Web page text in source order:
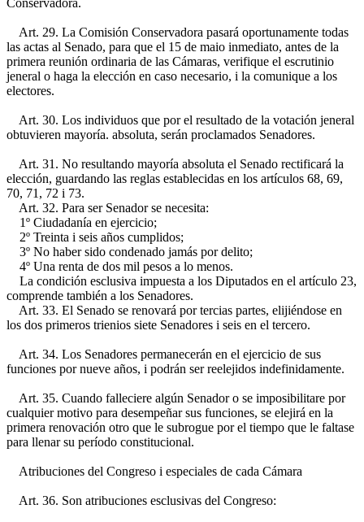
Conservadora.
Art. 29. La Comisión Conservadora pasará oportunamente todas
las actas al Senado, para que el 15 de maio inmediato, antes de la
primera reunión ordinaria de las Cámaras, verifique el escrutinio
jeneral o haga la elección en caso necesario, i la comunique a los
electores.
Art. 30. Los individuos que por el resultado de la votación jeneral
obtuvieren mayoría. absoluta, serán proclamados Senadores.
Art. 31. No resultando mayoría absoluta el Senado rectificará la
elección, guardando las reglas establecidas en los artículos 68, 69,
70, 71, 72 i 73.
Art. 32. Para ser Senador se necesita:
1º Ciudadanía en ejercicio;
2º Treinta i seis años cumplidos;
3º No haber sido condenado jamás por delito;
4º Una renta de dos mil pesos a lo menos.
La condición esclusiva impuesta a los Diputados en el artículo 23,
comprende también a los Senadores.
Art. 33. El Senado se renovará por tercias partes, elijiéndose en
los dos primeros trienios siete Senadores i seis en el tercero.
Art. 34. Los Senadores permanecerán en el ejercicio de sus
funciones por nueve años, i podrán ser reelejidos indefinidamente.
Art. 35. Cuando falleciere algún Senador o se imposibilitare por
cualquier motivo para desempeñar sus funciones, se elejirá en la
primera renovación otro que le subrogue por el tiempo que le faltase
para llenar su período constitucional.
Atribuciones del Congreso i especiales de cada Cámara
Art. 36. Son atribuciones esclusivas del Congreso: